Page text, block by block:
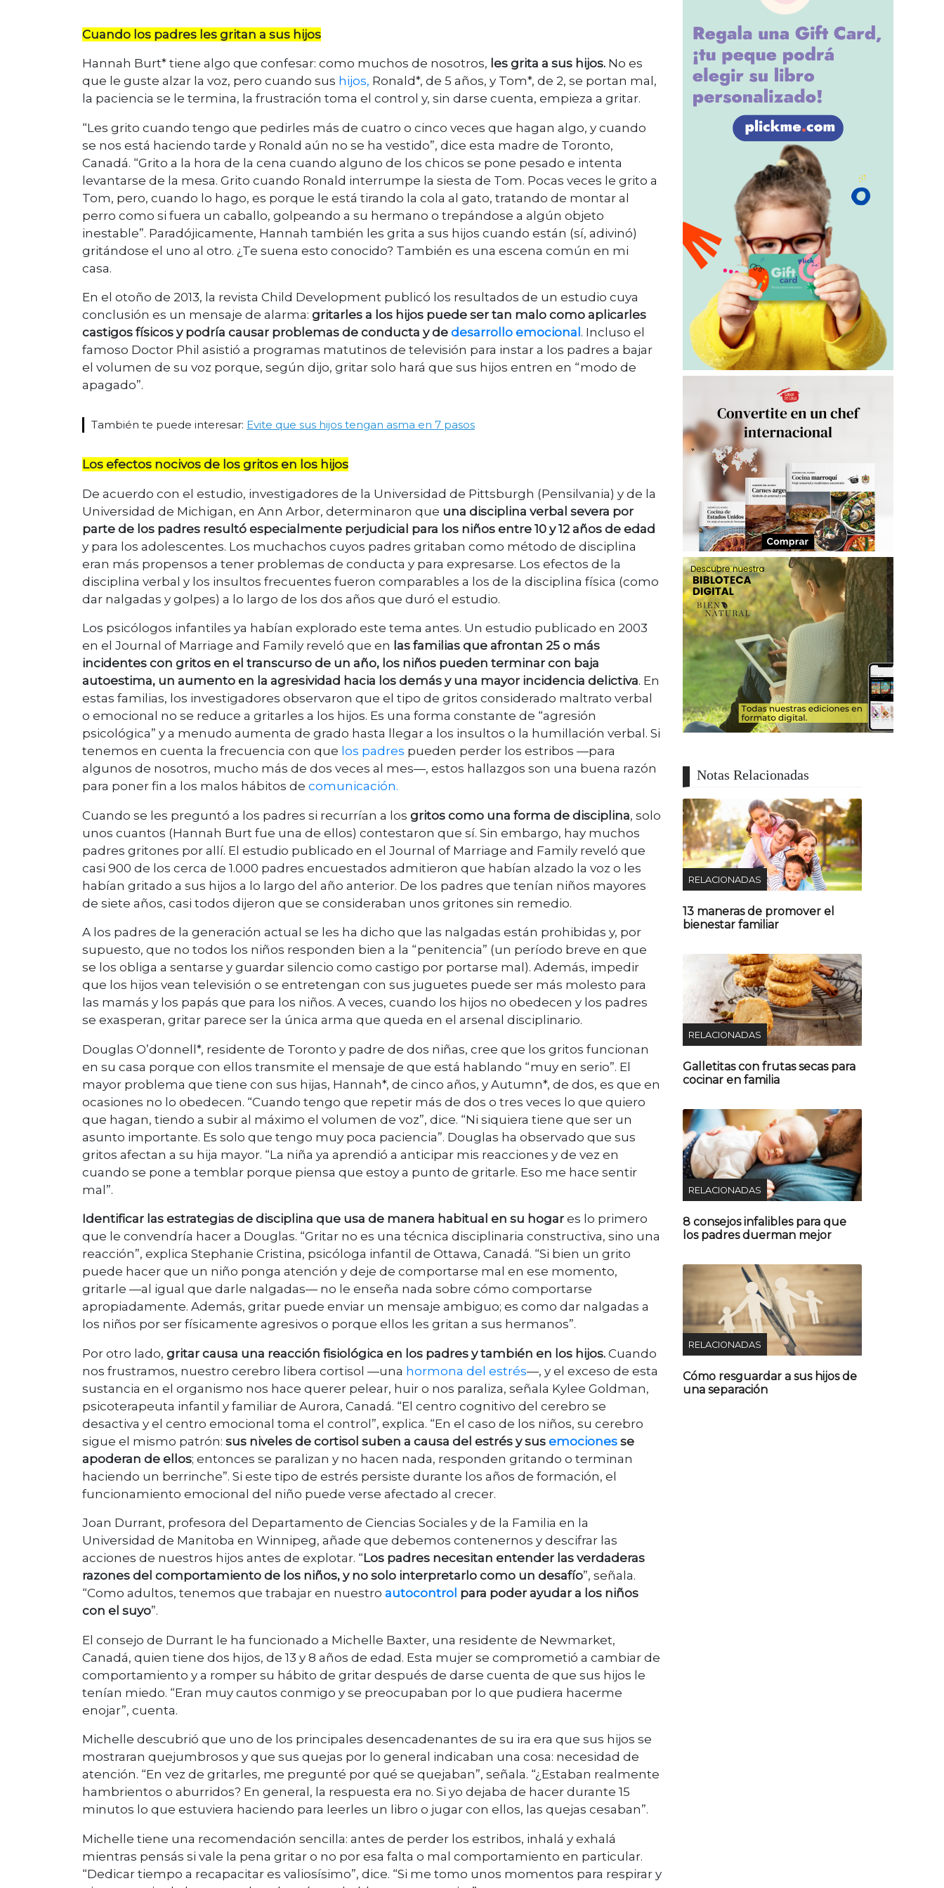
Cuando los padres les gritan a sus hijos
Hannah Burt* tiene algo que confesar: como muchos de nosotros, les grita a sus hijos. No es
que le guste alzar la voz, pero cuando sus hijos, Ronald*, de 5 años, y Tom*, de 2, se portan mal,
la paciencia se le termina, la frustración toma el control y, sin darse cuenta, empieza a gritar.
“Les grito cuando tengo que pedirles más de cuatro o cinco veces que hagan algo, y cuando
se nos está haciendo tarde y Ronald aún no se ha vestido”, dice esta madre de Toronto,
Canadá. “Grito a la hora de la cena cuando alguno de los chicos se pone pesado e intenta
levantarse de la mesa. Grito cuando Ronald interrumpe la siesta de Tom. Pocas veces le grito a
Tom, pero, cuando lo hago, es porque le está tirando la cola al gato, tratando de montar al
perro como si fuera un caballo, golpeando a su hermano o trepándose a algún objeto
inestable”. Paradójicamente, Hannah también les grita a sus hijos cuando están (sí, adivinó)
gritándose el uno al otro. ¿Te suena esto conocido? También es una escena común en mi
casa.
En el otoño de 2013, la revista Child Development publicó los resultados de un estudio cuya
conclusión es un mensaje de alarma: gritarles a los hijos puede ser tan malo como aplicarles
castigos físicos y podría causar problemas de conducta y de desarrollo emocional . Incluso el
famoso Doctor Phil asistió a programas matutinos de televisión para instar a los padres a bajar
el volumen de su voz porque, según dijo, gritar solo hará que sus hijos entren en “modo de
apagado”.
También te puede interesar: Evite que sus hijos tengan asma en 7 pasos
Los efectos nocivos de los gritos en los hijos
De acuerdo con el estudio, investigadores de la Universidad de Pittsburgh (Pensilvania) y de la
Universidad de Michigan, en Ann Arbor, determinaron que una disciplina verbal severa por
parte de los padres resultó especialmente perjudicial para los niños entre 10 y 12 años de edad
y para los adolescentes. Los muchachos cuyos padres gritaban como método de disciplina
eran más propensos a tener problemas de conducta y para expresarse. Los efectos de la
disciplina verbal y los insultos frecuentes fueron comparables a los de la disciplina física (como
dar nalgadas y golpes) a lo largo de los dos años que duró el estudio.
Los psicólogos infantiles ya habían explorado este tema antes. Un estudio publicado en 2003
en el Journal of Marriage and Family reveló que en las familias que afrontan 25 o más
incidentes con gritos en el transcurso de un año, los niños pueden terminar con baja
autoestima, un aumento en la agresividad hacia los demás y una mayor incidencia delictiva. En
estas familias, los investigadores observaron que el tipo de gritos considerado maltrato verbal
o emocional no se reduce a gritarles a los hijos. Es una forma constante de “agresión
psicológica” y a menudo aumenta de grado hasta llegar a los insultos o la humillación verbal. Si
tenemos en cuenta la frecuencia con que los padres pueden perder los estribos —para
algunos de nosotros, mucho más de dos veces al mes—, estos hallazgos son una buena razón
para poner fin a los malos hábitos de comunicación.
Cuando se les preguntó a los padres si recurrían a los gritos como una forma de disciplina, solo
unos cuantos (Hannah Burt fue una de ellos) contestaron que sí. Sin embargo, hay muchos
padres gritones por allí. El estudio publicado en el Journal of Marriage and Family reveló que
casi 900 de los cerca de 1.000 padres encuestados admitieron que habían alzado la voz o les
habían gritado a sus hijos a lo largo del año anterior. De los padres que tenían niños mayores
de siete años, casi todos dijeron que se consideraban unos gritones sin remedio.
A los padres de la generación actual se les ha dicho que las nalgadas están prohibidas y, por
supuesto, que no todos los niños responden bien a la “penitencia” (un período breve en que
se los obliga a sentarse y guardar silencio como castigo por portarse mal). Además, impedir
que los hijos vean televisión o se entretengan con sus juguetes puede ser más molesto para
las mamás y los papás que para los niños. A veces, cuando los hijos no obedecen y los padres
se exasperan, gritar parece ser la única arma que queda en el arsenal disciplinario.
Douglas O’donnell*, residente de Toronto y padre de dos niñas, cree que los gritos funcionan
en su casa porque con ellos transmite el mensaje de que está hablando “muy en serio”. El
mayor problema que tiene con sus hijas, Hannah*, de cinco años, y Autumn*, de dos, es que en
ocasiones no lo obedecen. “Cuando tengo que repetir más de dos o tres veces lo que quiero
que hagan, tiendo a subir al máximo el volumen de voz”, dice. “Ni siquiera tiene que ser un
asunto importante. Es solo que tengo muy poca paciencia”. Douglas ha observado que sus
gritos afectan a su hija mayor. “La niña ya aprendió a anticipar mis reacciones y de vez en
cuando se pone a temblar porque piensa que estoy a punto de gritarle. Eso me hace sentir
mal”.
Identificar las estrategias de disciplina que usa de manera habitual en su hogar es lo primero
que le convendría hacer a Douglas. “Gritar no es una técnica disciplinaria constructiva, sino una
reacción”, explica Stephanie Cristina, psicóloga infantil de Ottawa, Canadá. “Si bien un grito
puede hacer que un niño ponga atención y deje de comportarse mal en ese momento,
gritarle —al igual que darle nalgadas— no le enseña nada sobre cómo comportarse
apropiadamente. Además, gritar puede enviar un mensaje ambiguo; es como dar nalgadas a
los niños por ser físicamente agresivos o porque ellos les gritan a sus hermanos”.
Por otro lado, gritar causa una reacción fisiológica en los padres y también en los hijos. Cuando
nos frustramos, nuestro cerebro libera cortisol —una hormona del estrés—, y el exceso de esta
sustancia en el organismo nos hace querer pelear, huir o nos paraliza, señala Kylee Goldman,
psicoterapeuta infantil y familiar de Aurora, Canadá. “El centro cognitivo del cerebro se
desactiva y el centro emocional toma el control”, explica. “En el caso de los niños, su cerebro
sigue el mismo patrón: sus niveles de cortisol suben a causa del estrés y sus emociones se
apoderan de ellos; entonces se paralizan y no hacen nada, responden gritando o terminan
haciendo un berrinche”. Si este tipo de estrés persiste durante los años de formación, el
funcionamiento emocional del niño puede verse afectado al crecer.
Joan Durrant, profesora del Departamento de Ciencias Sociales y de la Familia en la
Universidad de Manitoba en Winnipeg, añade que debemos contenernos y descifrar las
acciones de nuestros hijos antes de explotar. “Los padres necesitan entender las verdaderas
razones del comportamiento de los niños, y no solo interpretarlo como un desafío”, señala.
“Como adultos, tenemos que trabajar en nuestro autocontrol para poder ayudar a los niños
con el suyo”.
El consejo de Durrant le ha funcionado a Michelle Baxter, una residente de Newmarket,
Canadá, quien tiene dos hijos, de 13 y 8 años de edad. Esta mujer se comprometió a cambiar de
comportamiento y a romper su hábito de gritar después de darse cuenta de que sus hijos le
tenían miedo. “Eran muy cautos conmigo y se preocupaban por lo que pudiera hacerme
enojar”, cuenta.
Michelle descubrió que uno de los principales desencadenantes de su ira era que sus hijos se
mostraran quejumbrosos y que sus quejas por lo general indicaban una cosa: necesidad de
atención. “En vez de gritarles, me pregunté por qué se quejaban”, señala. “¿Estaban realmente
hambrientos o aburridos? En general, la respuesta era no. Si yo dejaba de hacer durante 15
minutos lo que estuviera haciendo para leerles un libro o jugar con ellos, las quejas cesaban”.
Michelle tiene una recomendación sencilla: antes de perder los estribos, inhalá y exhalá
mientras pensás si vale la pena gritar o no por esa falta o mal comportamiento en particular.
“Dedicar tiempo a recapacitar es valiosísimo”, dice. “Si me tomo unos momentos para respirar y
Notas Relacionadas
RELACIONADAS
13 maneras de promover el
bienestar familiar
RELACIONADAS
Galletitas con frutas secas para
cocinar en familia
RELACIONADAS
8 consejos infalibles para que
los padres duerman mejor
RELACIONADAS
Cómo resguardar a sus hijos de
una separación